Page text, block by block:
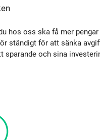
statistik
hos oss ska få mer
ständigt för att sänka
och sina